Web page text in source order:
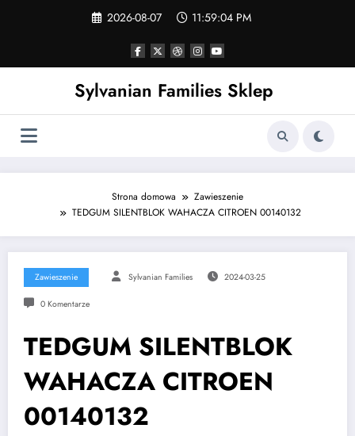
2026-08-07 11:59:05 PM
Sylvanian Families Sklep
Strona domowa
Zawieszenie
TEDGUM SILENTBLOK WAHACZA CITROEN 00140132
Zawieszenie Sylvanian Families 2024-03-25
0 Komentarze
TEDGUM SILENTBLOK
WAHACZA CITROEN
00140132